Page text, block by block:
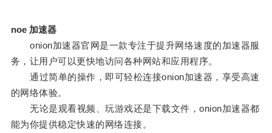
noe 加速器
onion加速器官网是一款专注于提升网络速度的加速器服
务，让用户可以更快地访问各种网站和应用程序。
通过简单的操作，即可轻松连接onion加速器，享受高速
的网络体验。
无论是观看视频、玩游戏还是下载文件，onion加速器都
能为你提供稳定快速的网络连接。